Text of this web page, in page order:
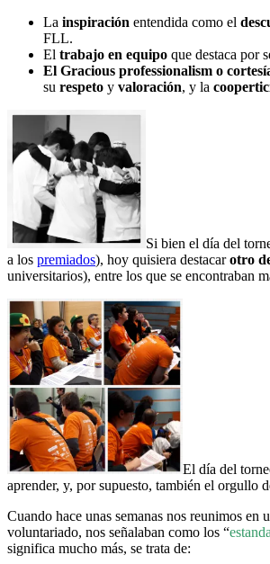
La inspiración entendida como el
FLL.
El trabajo en equipo que destaca por
El Gracious professionalism o
su respeto y valoración, y la
Si bien el día del
a los premiados), hoy quisiera destacarotro
universitarios), entre los que se encontraban
El día del
aprender, y, por supuesto, también el orgullo
Cuando hace unas semanas nos reunimos
voluntariado, nos señalaban como los “
significa mucho más, se trata de: